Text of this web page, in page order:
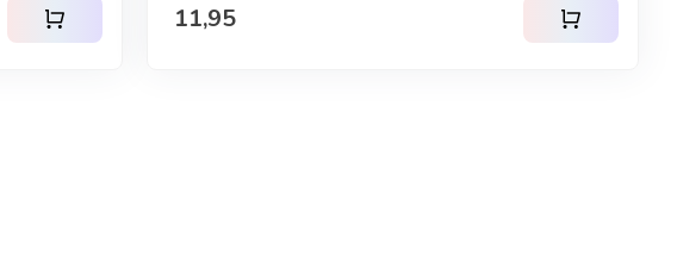
shopping_cart Normale prijs
11,95 shopping_cart